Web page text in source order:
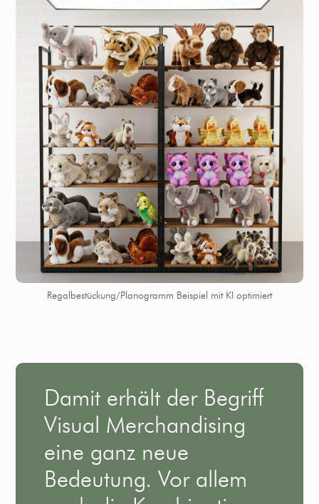
Regalbestückung/Planogramm Beispiel mit KI optimiert
Damit erhält der Begriff
Visual Merchandising
eine ganz neue
Bedeutung. Vor allem